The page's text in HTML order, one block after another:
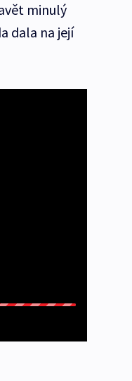
minulý
dala na její